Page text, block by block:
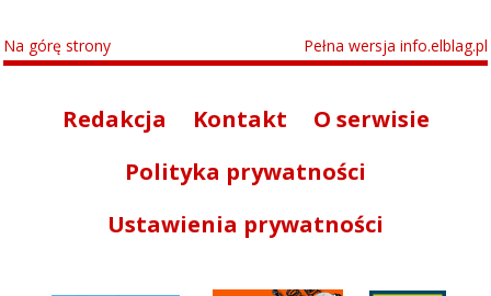
Na górę strony Pełna wersja info.elblag.pl
Redakcja Kontakt
O serwisie
Polityka prywatności
Ustawienia prywatności